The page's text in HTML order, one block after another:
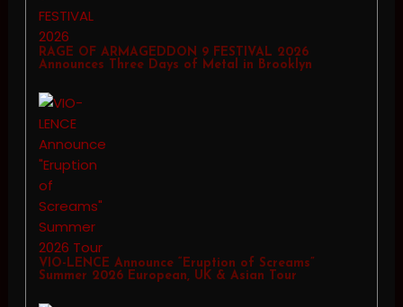
RAGE OF ARMAGEDDON 9 FESTIVAL 2026
Announces Three Days of Metal in Brooklyn
VIO-LENCE Announce “Eruption of Screams”
Summer 2026 European, UK & Asian Tour